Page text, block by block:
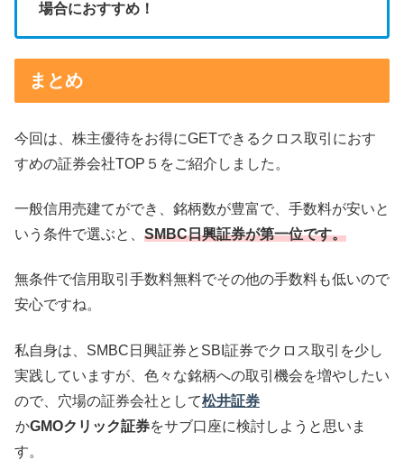
場合におすすめ！
まとめ
今回は、株主優待をお得にGETできるクロス取引におす
すめの証券会社TOP５をご紹介しました。
一般信用売建てができ、銘柄数が豊富で、手数料が安いと
いう条件で選ぶと、 SMBC日興証券が第一位です。
無条件で信用取引手数料無料でその他の手数料も低いので
安心ですね。
私自身は、SMBC日興証券とSBI証券でクロス取引を少し
実践していますが、色々な銘柄への取引機会を増やしたい
ので、穴場の証券会社として松井証券
かGMOクリック証券をサブ口座に検討しようと思いま
す。